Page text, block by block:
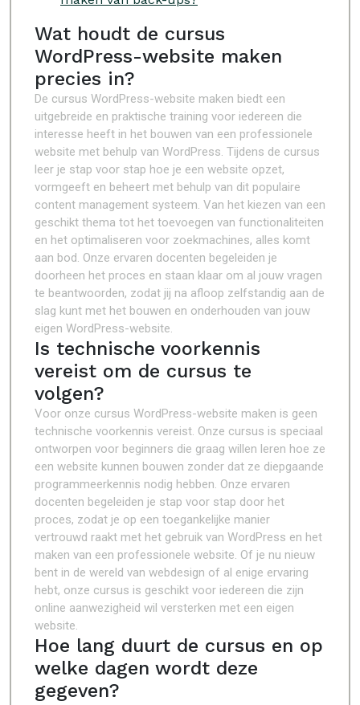
Wat houdt de cursus
WordPress-website maken
precies in?
De cursus WordPress-website maken biedt een
uitgebreide en praktische training voor iedereen die
interesse heeft in het bouwen van een professionele
website met behulp van WordPress. Tijdens de cursus
leer je stap voor stap hoe je een website opzet,
vormgeeft en beheert met behulp van dit populaire
content management systeem. Van het kiezen van een
geschikt thema tot het toevoegen van functionaliteiten
en het optimaliseren voor zoekmachines, alles komt
aan bod. Onze ervaren docenten begeleiden je
doorheen het proces en staan klaar om al jouw vragen
te beantwoorden, zodat jij na afloop zelfstandig aan de
slag kunt met het bouwen en onderhouden van jouw
eigen WordPress-website.
Is technische voorkennis
vereist om de cursus te
volgen?
Voor onze cursus WordPress-website maken is geen
technische voorkennis vereist. Onze cursus is speciaal
ontworpen voor beginners die graag willen leren hoe ze
een website kunnen bouwen zonder dat ze diepgaande
programmeerkennis nodig hebben. Onze ervaren
docenten begeleiden je stap voor stap door het
proces, zodat je op een toegankelijke manier
vertrouwd raakt met het gebruik van WordPress en het
maken van een professionele website. Of je nu nieuw
bent in de wereld van webdesign of al enige ervaring
hebt, onze cursus is geschikt voor iedereen die zijn
online aanwezigheid wil versterken met een eigen
website.
Hoe lang duurt de cursus en op
welke dagen wordt deze
gegeven?